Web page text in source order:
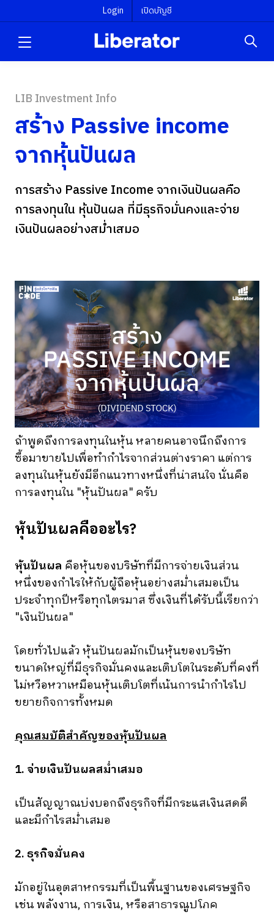
Login เปิดบัญชี
LIB Investment Info
สร้าง Passive income
จากหุ้นปันผล
การสร้าง Passive Income จากเงินปันผลคือ
การลงทุนใน หุ้นปันผล ที่มีธุรกิจมั่นคงและจ่าย
เงินปันผลอย่างสม่ำเสมอ
ถ้าพูดถึงการลงทุนในหุ้น หลายคนอาจนึกถึงการ
ซื้อมาขายไปเพื่อทำกำไรจากส่วนต่างราคา แต่การ
ลงทุนในหุ้นยังมีอีกแนวทางหนึ่งที่น่าสนใจ นั่นคือ
การลงทุนใน "หุ้นปันผล" ครับ
หุ้นปันผลคืออะไร?
หุ้นปันผล คือหุ้นของบริษัทที่มีการจ่ายเงินส่วน
หนึ่งของกำไรให้กับผู้ถือหุ้นอย่างสม่ำเสมอเป็น
ประจำทุกปีหรือทุกไตรมาส ซึ่งเงินที่ได้รับนี้เรียกว่า
"เงินปันผล"
โดยทั่วไปแล้ว หุ้นปันผลมักเป็นหุ้นของบริษัท
ขนาดใหญ่ที่มีธุรกิจมั่นคงและเติบโตในระดับที่คงที่
ไม่หวือหวาเหมือนหุ้นเติบโตที่เน้นการนำกำไรไป
ขยายกิจการทั้งหมด
คุณสมบัติสำคัญของหุ้นปันผล
1. จ่ายเงินปันผลสม่ำเสมอ
เป็นสัญญาณบ่งบอกถึงธุรกิจที่มีกระแสเงินสดดี
และมีกำไรสม่ำเสมอ
2. ธุรกิจมั่นคง
มักอยู่ในอุตสาหกรรมที่เป็นพื้นฐานของเศรษฐกิจ
เช่น พลังงาน, การเงิน, หรือสาธารณูปโภค